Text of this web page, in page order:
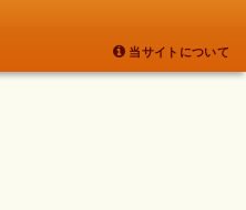
当サイトについて